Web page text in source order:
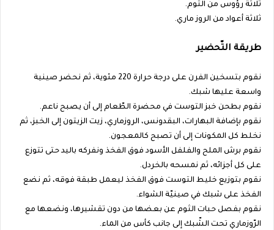
ثلاثة رؤوس من الثّوم.
ثلاثة أعواد من الروز ماري.
طريقة التّحضير
نقوم بتسخين الفرن على درجة حرارة 220 مئوية، ثم نحضر صينية
واسعة عليها شبك.
نقوم بطحن خبز التوست في محضرة الطّعام إلى أن يصبح ناعم.
نقوم بإضافة البهارات، البقدونس، الروزماري، زيت الزيتون إلى الخبز، ثم
نخلط كل المكونات إلى أن تصبح كالمعجون.
نقوم برش الملح والفلفل الأسود فوق الفخذ ونفركه باليد حتى تتوزع
على كل أجزائه، ثم نمسحه بالخردل.
نقوم بتوزيع خليط التوست فوق الفخذ ليعمل طبقة فوقه، ثم نضع
الفخذ على شبك في صينيّة الشواء.
نقوم بفصل حبات الثوم عن بعضها من دون تقشيرها، ونضعها مع
الرّوزماري تحت الشّبك إلى جانب كأس من الماء.